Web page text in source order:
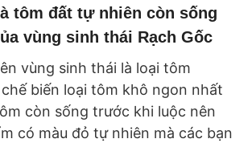
tôm đất tự nhiên còn sống
vùng sinh thái Rạch Gốc
vùng sinh thái là loại tôm
biến loại tôm khô ngon nhất
còn sống trước khi luộc nên
có màu đỏ tự nhiên mà các bạn